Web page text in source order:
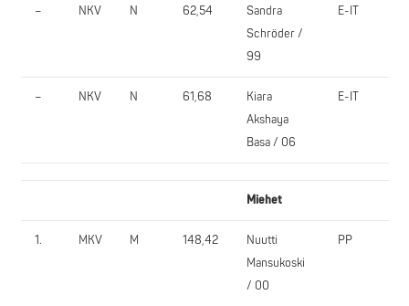
– NKV N 62,54
Sandra
Schröder /
99
E-IT
– NKV N 61,68
Kiara
Akshaya
Basa / 06
E-IT
Miehet
1. MKV M 148,42
Nuutti
Mansukoski
/ 00
PP